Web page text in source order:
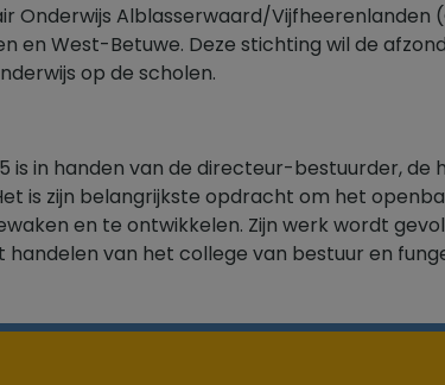
Onderwijs Alblasserwaard/
en West-Betuwe. Deze stichting wil de
op de scholen.
is in handen van de directeur-bestuurder,
is zijn belangrijkste opdracht om het
en te ontwikkelen. Zijn werk wordt
handelen van het college van bestuur en